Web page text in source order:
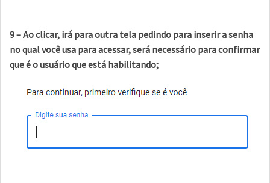
9 – Ao clicar, irá para outra tela pedindo para inserir a senha
no qual você usa para acessar, será necessário para confirmar
que é o usuário que está habilitando;